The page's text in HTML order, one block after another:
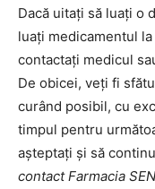
Dacă uitați să luați o
luați medicamentul
contactați medicul
De obicei, veți fi
curând posibil, cu
timpul pentru
așteptați și să
contact Farmacia